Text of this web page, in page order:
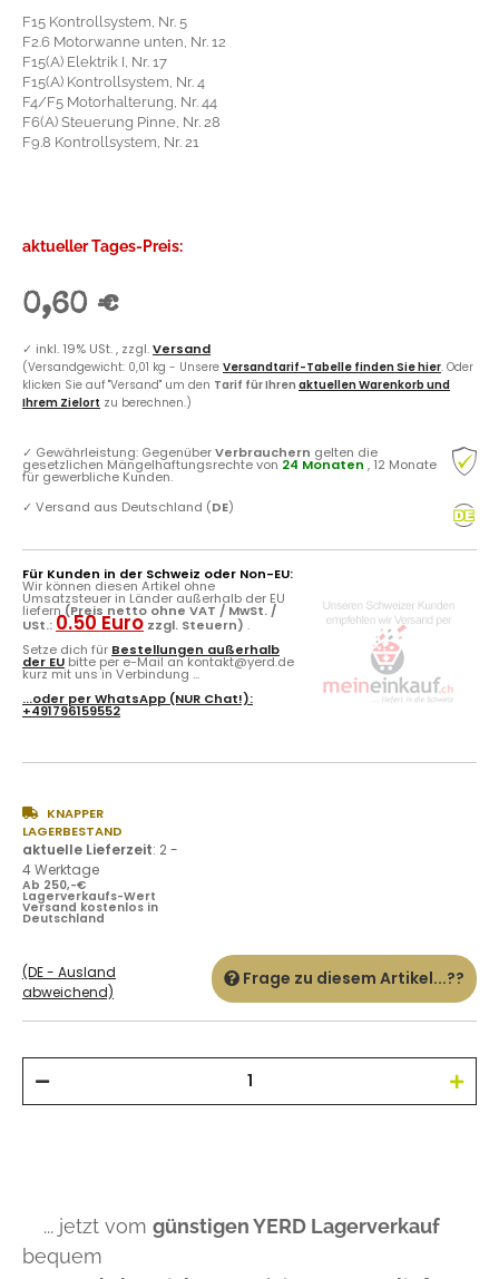
F15 Kontrollsystem, Nr. 5
F2.6 Motorwanne unten, Nr. 12
F15(A) Elektrik I, Nr. 17
F15(A) Kontrollsystem, Nr. 4
F4/F5 Motorhalterung, Nr. 44
F6(A) Steuerung Pinne, Nr. 28
F9.8 Kontrollsystem, Nr. 21
aktueller Tages-Preis:
0,60 €
✓ inkl. 19% USt. , zzgl.Versand
(Versandgewicht: 0,01 kg - Unsere Versandtarif-Tabelle finden Sie hier. Oder
klicken Sie auf "Versand" um den Tarif für Ihren aktuellen Warenkorb und
Ihrem Zielort zu berechnen.)
✓ Gewährleistung: GegenüberVerbrauchern gelten die
gesetzlichen Mängelhaftungsrechte von 24 Monaten , 12 Monate
für gewerbliche Kunden.
✓ Versand aus Deutschland (DE)
Für Kunden in der Schweiz oder Non-EU:
Wir können diesen Artikel ohne
Umsatzsteuer in Länder außerhalb der EU
liefern(Preis netto ohne VAT / MwSt. /
USt.: 0.50 Euro zzgl. Steuern) .
Setze dich für Bestellungen außerhalb
der EU bitte per e-Mail an kontakt@yerd.de
kurz mit uns in Verbindung ...
...oder perWhatsApp (NUR Chat!):
+491796159552
KNAPPER
LAGERBESTAND
aktuelle Lieferzeit: 2 -
4 Werktage
Ab 250,-€
Lagerverkaufs-Wert
Versand kostenlos in
Deutschland
(DE - Ausland
abweichend)
Frage zu diesem Artikel...??
... jetzt vom günstigen YERD Lagerverkauf
bequem